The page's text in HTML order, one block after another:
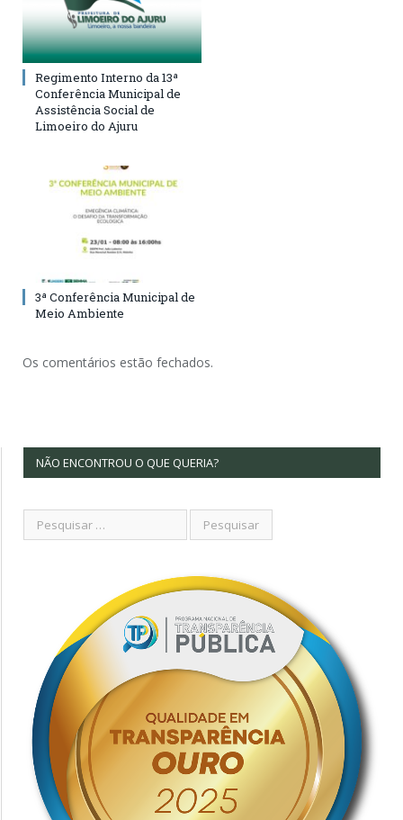
Regimento Interno da 13ª
Conferência Municipal de
Assistência Social de
Limoeiro do Ajuru
3ª Conferência Municipal de
Meio Ambiente
Os comentários estão fechados.
NÃO ENCONTROU O QUE QUERIA?